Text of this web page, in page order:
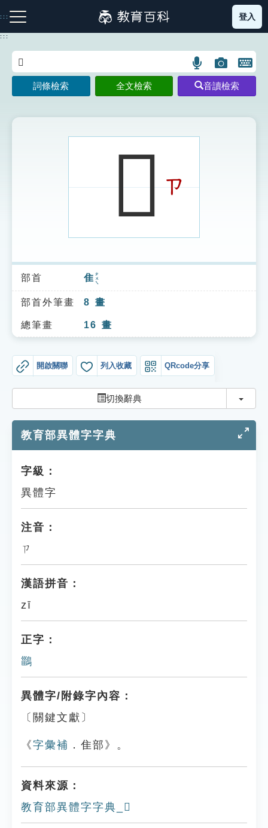
到
主
:::
注音索引圖示 筆畫索引圖示 部首索引表圖示
索引選單
知識索引
單字索引
遊戲專區
教學應用
貓頭鷹博士
登入
:::
語
言
搜
示
圖
片
搜
開
鍵
圖
詞條檢索 全文檢索 音讀檢索
𨿴ㄗ
部首 隹 ㄓㄨㄟ
部首外筆畫 8 畫
總筆畫 16 畫
開啟關聯 列入收藏 QRcode分享
切換辭典 切換
教育部異體字字典
字級：
異體字
注音：
ㄗ
漢語拼音：
zī
正字：
鶅
異體字/附錄字內容：
〔關鍵文獻〕
《字彙補 ．隹部》。
資料來源：
教育部異體字字典_𨿴